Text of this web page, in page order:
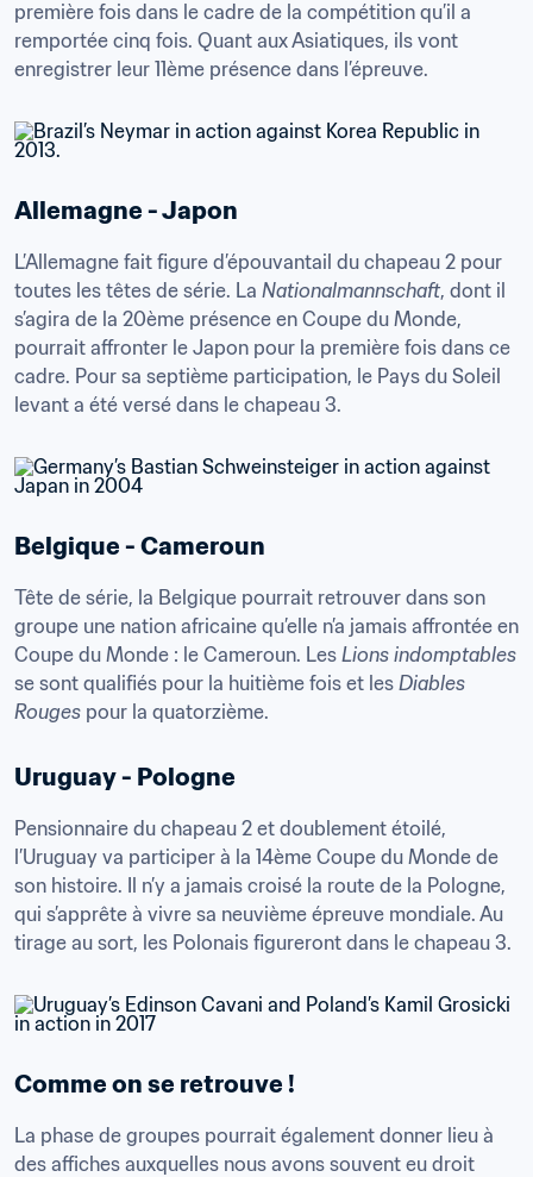
première fois dans le cadre de la compétition qu’il a
remportée cinq fois. Quant aux Asiatiques, ils vont
enregistrer leur 11ème présence dans l’épreuve.
Allemagne - Japon
L’Allemagne fait figure d’épouvantail du chapeau 2 pour
toutes les têtes de série. La Nationalmannschaft, dont il
s’agira de la 20ème présence en Coupe du Monde,
pourrait affronter le Japon pour la première fois dans ce
cadre. Pour sa septième participation, le Pays du Soleil
levant a été versé dans le chapeau 3.
Belgique - Cameroun
Tête de série, la Belgique pourrait retrouver dans son
groupe une nation africaine qu’elle n’a jamais affrontée en
Coupe du Monde : le Cameroun. Les
se sont qualifiés pour la huitième fois et les Diables
Rouges pour la quatorzième.
Uruguay - Pologne
Pensionnaire du chapeau 2 et doublement étoilé,
l’Uruguay va participer à la 14ème Coupe du Monde de
son histoire. Il n’y a jamais croisé la route de la Pologne,
qui s’apprête à vivre sa neuvième épreuve mondiale. Au
tirage au sort, les Polonais figureront dans le chapeau 3.
Comme on se retrouve !
La phase de groupes pourrait également donner lieu à
des affiches auxquelles nous avons souvent eu droit